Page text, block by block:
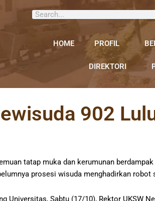
Search
HOME PROFIL
DIREKTORI
902
tatap muka dan kerumunan
prosesi wisuda menghadirkan
Universitas, Sabtu (17/10), Rektor UKSW